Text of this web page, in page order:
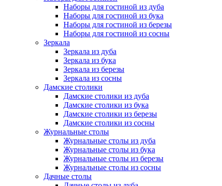
Наборы для гостиной из дуба
Наборы для гостиной из бука
Наборы для гостиной из березы
Наборы для гостиной из сосны
Зеркала
Зеркала из дуба
Зеркала из бука
Зеркала из березы
Зеркала из сосны
Дамские столики
Дамские столики из дуба
Дамские столики из бука
Дамские столики из березы
Дамские столики из сосны
Журнальные столы
Журнальные столы из дуба
Журнальные столы из бука
Журнальные столы из березы
Журнальные столы из сосны
Дачные столы